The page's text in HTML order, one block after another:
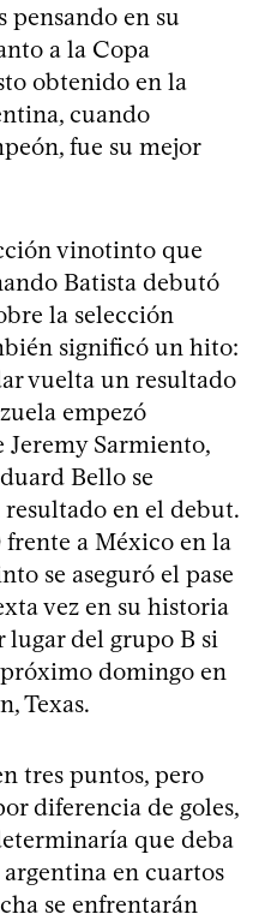
en su
a la Copa
obtenido en la
cuando
fue su mejor
vinotinto que
Batista debutó
la selección
significó un hito:
vuelta un resultado
empezó
Sarmiento,
Bello se
en el debut.
a México en la
se aseguró el pase
vez en su historia
lugar del grupo B si
domingo en
Texas.
tres puntos, pero
diferencia de goles,
que deba
en cuartos
se enfrentarán